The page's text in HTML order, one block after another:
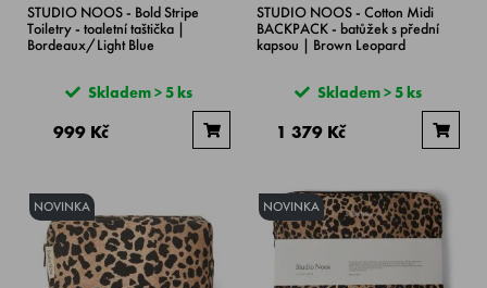
STUDIO NOOS - Bold Stripe
Toiletry - toaletní taštička |
Bordeaux/Light Blue
Skladem > 5 ks
999 Kč
STUDIO NOOS - Cotton Midi
BACKPACK - batůžek s přední
kapsou | Brown Leopard
Skladem > 5 ks
1 379 Kč
NOVINKA NOVINKA